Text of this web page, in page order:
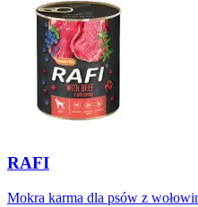
RAFI
Mokra karma dla psów z